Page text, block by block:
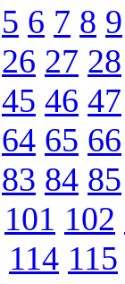
5 6 7 8 9
26 27 28
45 46 47
64 65 66
83 84 85
101 102
114 115